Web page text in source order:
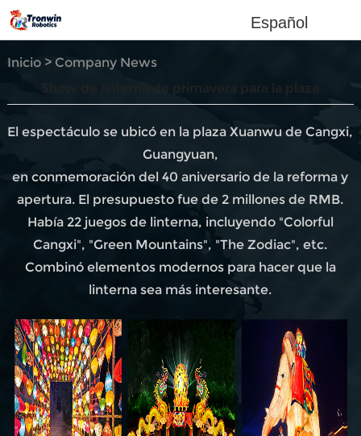
Español
Inicio> Company News
Show de linterna de primavera para la plaza
El espectáculo se ubicó en la plaza Xuanwu de Cangxi,
Guangyuan,
en conmemoración del 40 aniversario de la reforma y
apertura. El presupuesto fue de 2 millones de RMB.
Había 22 juegos de linterna, incluyendo "Colorful
Cangxi", "Green Mountains", "The Zodiac", etc.
Combinó elementos modernos para hacer que la
linterna sea más interesante.